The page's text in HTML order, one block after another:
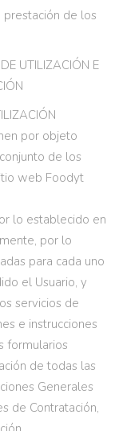
prestación de los
UTILIZACIÓN E
por objeto
de los
web Foodyt
lo establecido en
por lo
para cada uno
el Usuario, y
servicios de
e instrucciones
formularios
de todas las
Generales
de Contratación,